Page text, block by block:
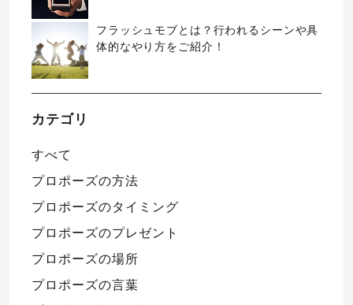
フラッシュモブとは？行われるシーンや具
体的なやり方をご紹介！
カテゴリ
すべて
プロポーズの方法
プロポーズのタイミング
プロポーズのプレゼント
プロポーズの場所
プロポーズの言葉